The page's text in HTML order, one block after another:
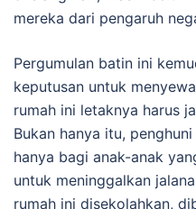
mereka dari pengaruh
Pergumulan batin ini
keputusan untuk
rumah ini letaknya harus
Bukan hanya itu,
hanya bagi anak-anak
untuk meninggalkan
rumah ini disekolahkan,